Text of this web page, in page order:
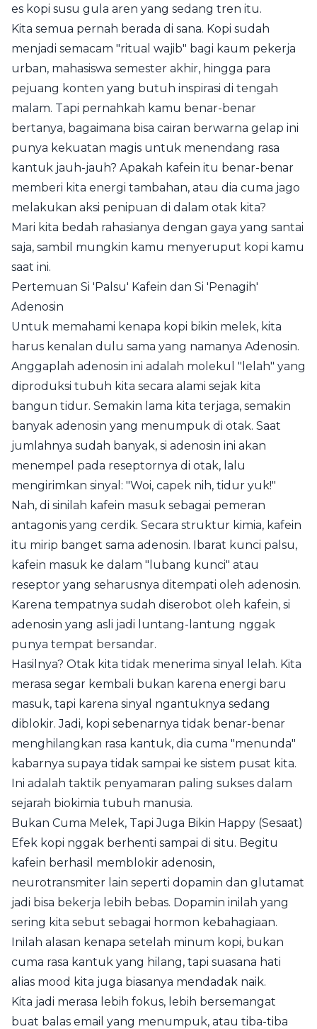
es kopi susu gula aren yang sedang tren itu.
Kita semua pernah berada di sana. Kopi sudah
menjadi semacam "ritual wajib" bagi kaum pekerja
urban, mahasiswa semester akhir, hingga para
pejuang konten yang butuh inspirasi di tengah
malam. Tapi pernahkah kamu benar-benar
bertanya, bagaimana bisa cairan berwarna gelap ini
punya kekuatan magis untuk menendang rasa
kantuk jauh-jauh? Apakah kafein itu benar-benar
memberi kita energi tambahan, atau dia cuma jago
melakukan aksi penipuan di dalam otak kita?
Mari kita bedah rahasianya dengan gaya yang santai
saja, sambil mungkin kamu menyeruput kopi kamu
saat ini.
Pertemuan Si 'Palsu' Kafein dan Si 'Penagih'
Adenosin
Untuk memahami kenapa kopi bikin melek, kita
harus kenalan dulu sama yang namanya Adenosin.
Anggaplah adenosin ini adalah molekul "lelah" yang
diproduksi tubuh kita secara alami sejak kita
bangun tidur. Semakin lama kita terjaga, semakin
banyak adenosin yang menumpuk di otak. Saat
jumlahnya sudah banyak, si adenosin ini akan
menempel pada reseptornya di otak, lalu
mengirimkan sinyal: "Woi, capek nih, tidur yuk!"
Nah, di sinilah kafein masuk sebagai pemeran
antagonis yang cerdik. Secara struktur kimia, kafein
itu mirip banget sama adenosin. Ibarat kunci palsu,
kafein masuk ke dalam "lubang kunci" atau
reseptor yang seharusnya ditempati oleh adenosin.
Karena tempatnya sudah diserobot oleh kafein, si
adenosin yang asli jadi luntang-lantung nggak
punya tempat bersandar.
Hasilnya? Otak kita tidak menerima sinyal lelah. Kita
merasa segar kembali bukan karena energi baru
masuk, tapi karena sinyal ngantuknya sedang
diblokir. Jadi, kopi sebenarnya tidak benar-benar
menghilangkan rasa kantuk, dia cuma "menunda"
kabarnya supaya tidak sampai ke sistem pusat kita.
Ini adalah taktik penyamaran paling sukses dalam
sejarah biokimia tubuh manusia.
Bukan Cuma Melek, Tapi Juga Bikin Happy (Sesaat)
Efek kopi nggak berhenti sampai di situ. Begitu
kafein berhasil memblokir adenosin,
neurotransmiter lain seperti dopamin dan glutamat
jadi bisa bekerja lebih bebas. Dopamin inilah yang
sering kita sebut sebagai hormon kebahagiaan.
Inilah alasan kenapa setelah minum kopi, bukan
cuma rasa kantuk yang hilang, tapi suasana hati
alias mood kita juga biasanya mendadak naik.
Kita jadi merasa lebih fokus, lebih bersemangat
buat balas email yang menumpuk, atau tiba-tiba